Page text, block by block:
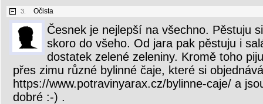
3. Očista
Česnek je nejlepší na všechno. Pěstuju
skoro do všeho. Od jara pak pěstuju i
dostatek zelené zeleniny. Kromě toho
přes zimu různé bylinné čaje, které si
https://www.potravinyarax.cz/bylinne-caje/ a
dobré :-) .